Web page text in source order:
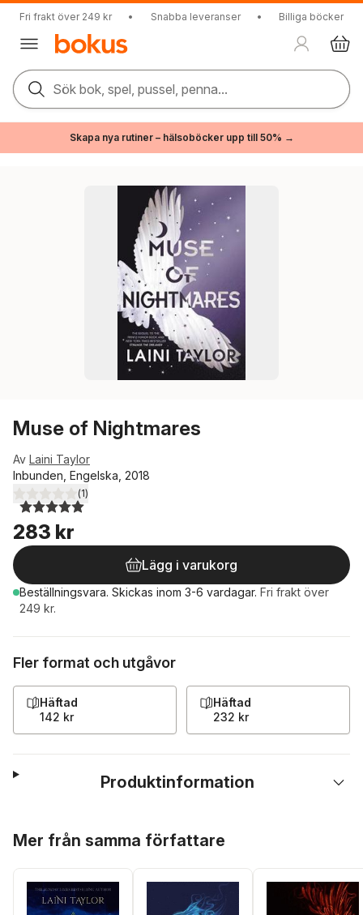
Fri frakt över 249 kr • Snabba leveranser • Billiga böcker
Sök bok, spel, pussel, penna...
Skapa nya rutiner – hälsoböcker upp till 50% →
Muse of Nightmares
Av Laini Taylor
Inbunden, Engelska, 2018
5,0utav 5 stjärnor. Totalt antal röster:
(1)
283 kr
Lägg i varukorg
Beställningsvara. Skickas inom 3-6 vardagar. Fri frakt över
249 kr.
Fler format och utgåvor
Häftad
142 kr
Häftad
232 kr
Produktinformation
Mer från samma författare